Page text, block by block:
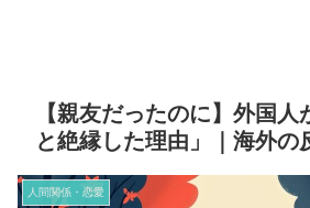
【親友だったのに】外国
と絶縁した理由」｜海外の
人間関係・恋愛